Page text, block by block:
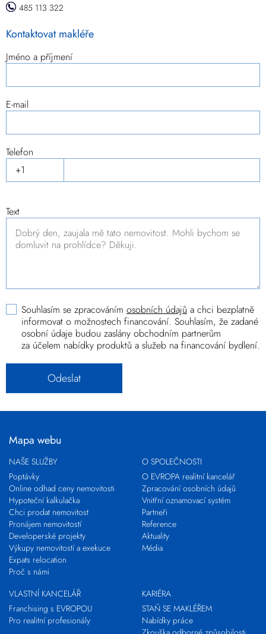
485 113 322
Kontaktovat makléře
Jméno a příjmení
E-mail
Telefon
Text
Souhlasím se zpracováním osobních údajů a chci bezplatně
informovat o možnostech financování. Souhlasím, že zadané
osobní údaje budou zaslány obchodním partnerům
za účelem nabídky produktů a služeb na financování bydlení.
Mapa webu
NAŠE SLUŽBY
Poptávky
Online odhad ceny nemovitosti
Hypoteční kalkulačka
Chci prodat nemovitost
Pronájem nemovitostí
Developerské projekty
Výkupy nemovitostí a exekuce
Expats relocation
Proč s námi
O SPOLEČNOSTI
O EVROPA realitní kancelář
Zpracování osobních údajů
Vnitřní oznamovací systém
Partneři
Reference
Aktuality
Média
VLASTNÍ KANCELÁŘ
Franchising s EVROPOU
Pro realitní profesionály
KARIÉRA
STAŇ SE MAKLÉŘEM
Nabídky práce